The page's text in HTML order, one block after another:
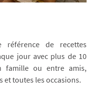
de recettes
jour avec plus de 10
famille ou entre amis,
et toutes les occasions.